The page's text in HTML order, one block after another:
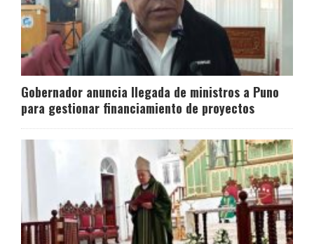
Gobernador anuncia llegada de ministros a Puno
para gestionar financiamiento de proyectos